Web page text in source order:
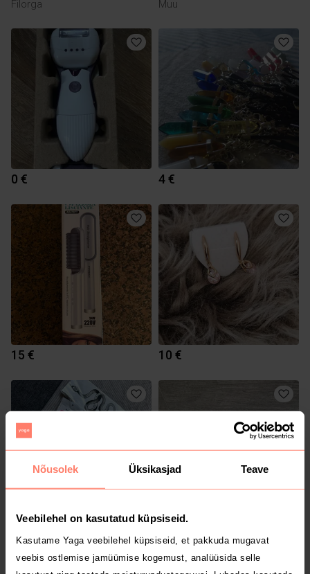
Nõusolek Üksikasjad Teave
Veebilehel on kasutatud küpsiseid.
Kasutame Yaga veebilehel küpsiseid, et pakkuda mugavat
veebis ostlemise jamüümise kogemust, analüüsida selle
Filorga Muu
0 € 4 €
15 € 10 €